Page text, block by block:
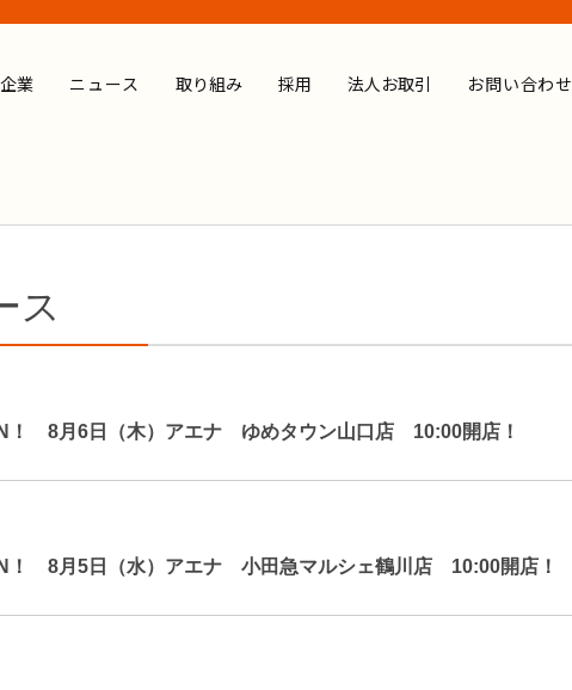
企業 ニュース 取り組み 採用 法人お取引 お問い合わせ
ス
！ 8月6日（木）アエナ ゆめタウン山口店 10:00開店！
！ 8月5日（水）アエナ 小田急マルシェ鶴川店 10:00開店！